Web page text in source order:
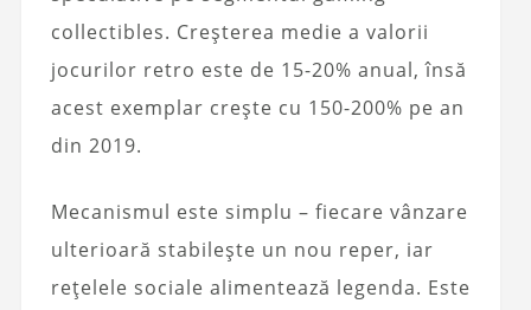
collectibles. Creșterea medie a valorii
jocurilor retro este de 15-20% anual, însă
acest exemplar crește cu 150-200% pe an
din 2019.
Mecanismul este simplu – fiecare vânzare
ulterioară stabilește un nou reper, iar
rețelele sociale alimentează legenda. Este